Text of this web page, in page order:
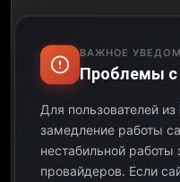
ВАЖНОЕ
Проблемы с
Для пользователей из
замедление работы
нестабильной
провайдеров. Если